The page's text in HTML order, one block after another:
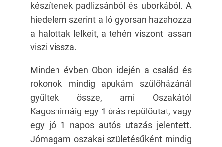
készítenek padlizsánból és uborkából. A
hiedelem szerint a ló gyorsan hazahozza
a halottak lelkeit, a tehén viszont lassan
viszi vissza.
Minden évben Obon idején a család és
rokonok mindig apukám szülőházánál
gyűltek össze, ami Oszakától
Kagoshimáig egy 1 órás repülőutat, vagy
egy jó 1 napos autós utazás jelentett.
Jómagam oszakai születésűként mindig